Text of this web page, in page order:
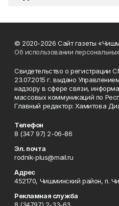
© 2020-2026 Сайт газеты
Об использовании
Свидетельство о регистрации
23.07.2015 г. выдано
надзору в сфере связи,
массовых коммуникаций по
Главный редактор: Хамитова
Телефон
8 (347 97) 2-06-86
Эл. почта
rodnik-plus@mail.ru
Адрес
452170, Чишминский район, п.
Рекламная служба